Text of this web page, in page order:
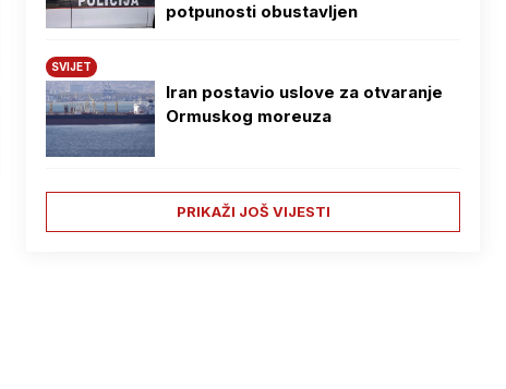
potpunosti obustavljen
SVIJET
Iran postavio uslove za otvaranje
Ormuskog moreuza
PRIKAŽI JOŠ VIJESTI